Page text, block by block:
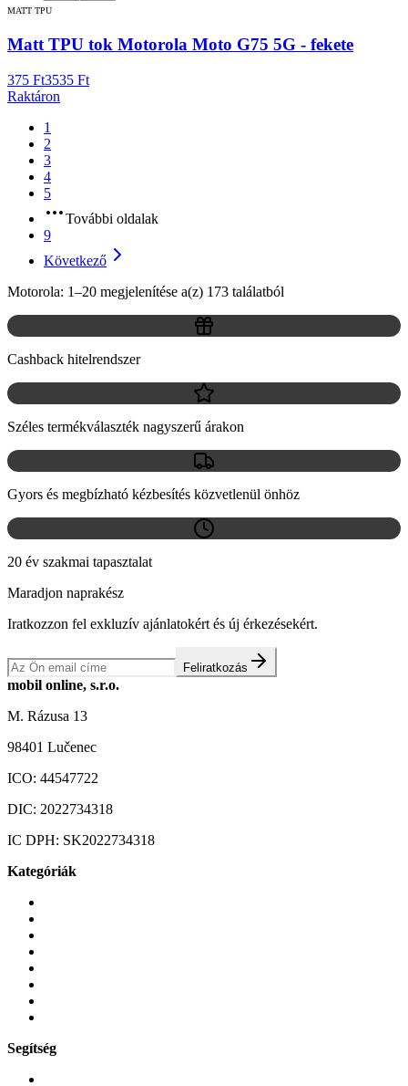
MATT TPU
Matt TPU tok Motorola Moto G75 5G - fekete
375 Ft3535 Ft
Raktáron
1
2
3
4
5
További oldalak
9
Következő
Motorola: 1–20 megjelenítése a(z) 173 találatból
Cashback hitelrendszer
Széles termékválaszték nagyszerű árakon
Gyors és megbízható kézbesítés közvetlenül önhöz
20 év szakmai tapasztalat
Maradjon naprakész
Iratkozzon fel exkluzív ajánlatokért és új érkezésekért.
Feliratkozás
mobil online, s.r.o.
M. Rázusa 13
98401 Lučenec
ICO: 44547722
DIC: 2022734318
IC DPH: SK2022734318
Kategóriák
Segítség